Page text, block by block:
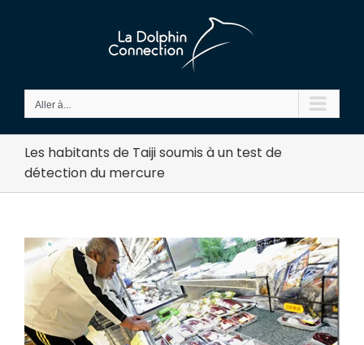
Aller à...
Les habitants de Taiji soumis à un test de
détection du mercure